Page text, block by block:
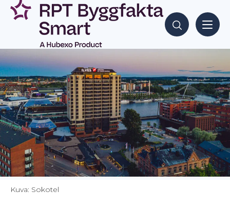
Siirry
sisältöön
Hae sisältöjä
Kuva: Sokotel